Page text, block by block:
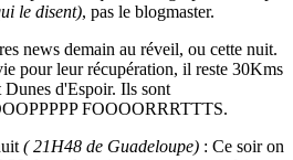
le disent), pas le blogmaster.
news demain au réveil, ou cette nuit.
pour leur récupération, il reste 30Kms
d'Espoir. Ils sont
FOOOORRRTTTS.
( 21H48 de Guadeloupe) : Ce soir on